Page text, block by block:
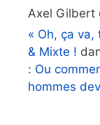
Axel Gilbert
« Oh, ça va,
& Mixte !
: Ou
hommes